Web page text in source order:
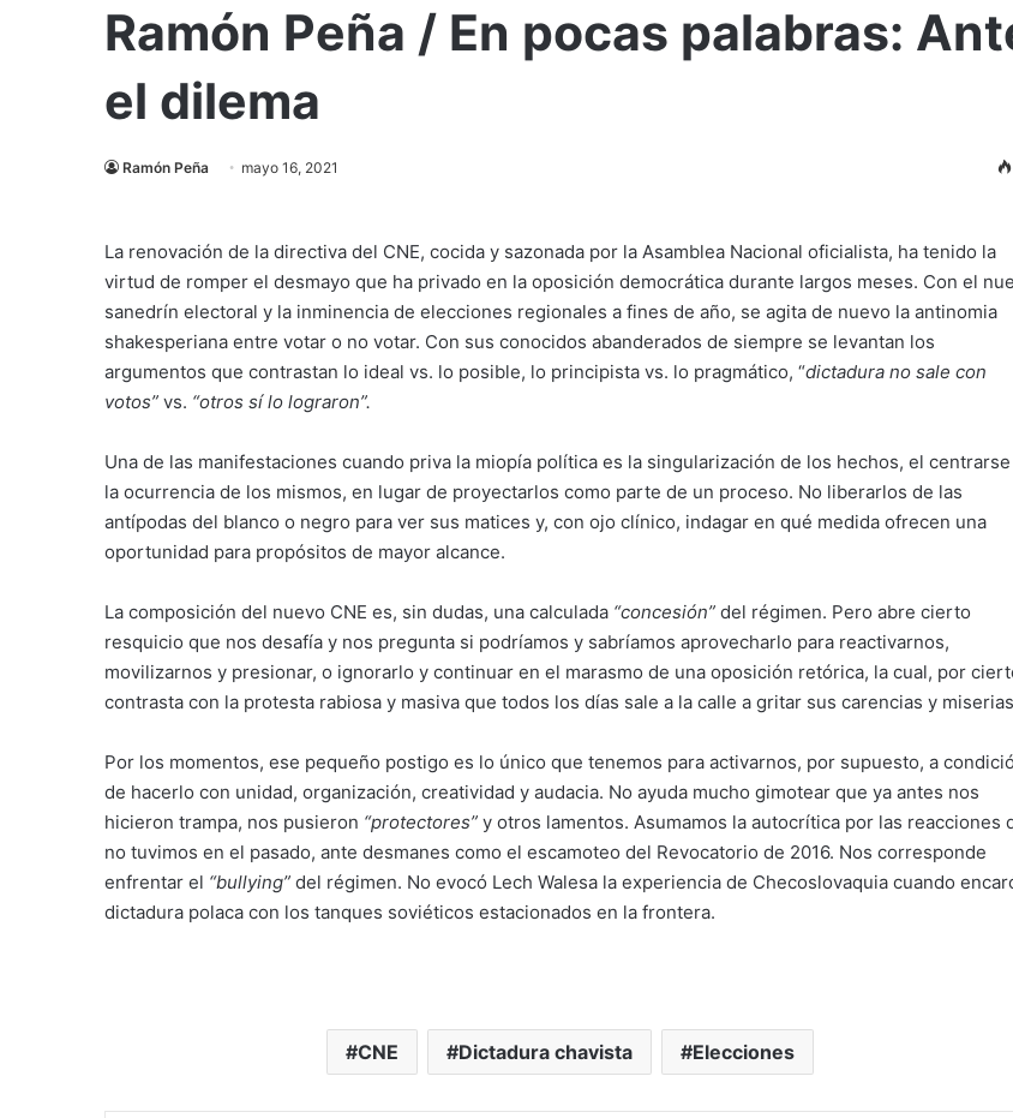
Ramón Peña / En pocas palabras:
el dilema
Ramón Peña mayo 16, 2021
La renovación de la directiva del CNE, cocida y sazonada por la Asamblea Nacional oficialista, ha tenido la
virtud de romper el desmayo que ha privado en la oposición democrática durante largos meses. Con el
sanedrín electoral y la inminencia de elecciones regionales a fines de año, se agita de nuevo la antinomia
shakesperiana entre votar o no votar. Con sus conocidos abanderados de siempre se levantan los
argumentos que contrastan lo ideal vs. lo posible, lo principista vs. lo pragmático, “dictadura no sale con
votos” vs. “otros sí lo lograron”.
Una de las manifestaciones cuando priva la miopía política es la singularización de los hechos, el
la ocurrencia de los mismos, en lugar de proyectarlos como parte de un proceso. No liberarlos de las
antípodas del blanco o negro para ver sus matices y, con ojo clínico, indagar en qué medida ofrecen una
oportunidad para propósitos de mayor alcance.
La composición del nuevo CNE es, sin dudas, una calculada “concesión” del régimen. Pero abre cierto
resquicio que nos desafía y nos pregunta si podríamos y sabríamos aprovecharlo para reactivarnos,
movilizarnos y presionar, o ignorarlo y continuar en el marasmo de una oposición retórica, la cual, por
contrasta con la protesta rabiosa y masiva que todos los días sale a la calle a gritar sus carencias y
Por los momentos, ese pequeño postigo es lo único que tenemos para activarnos, por supuesto, a
de hacerlo con unidad, organización, creatividad y audacia. No ayuda mucho gimotear que ya antes nos
hicieron trampa, nos pusieron “protectores” y otros lamentos. Asumamos la autocrítica por las reacciones
no tuvimos en el pasado, ante desmanes como el escamoteo del Revocatorio de 2016. Nos corresponde
enfrentar el “bullying” del régimen. No evocó Lech Walesa la experiencia de Checoslovaquia cuando
dictadura polaca con los tanques soviéticos estacionados en la frontera.
CNE Dictadura chavista Elecciones